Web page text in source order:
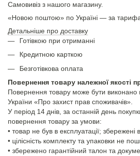
Самовивіз з нашого магазину.
«Новою поштою» по Україні — за
Детальніше про доставку
Готівкою при отриманні
Кредитною карткою
Безготівкова оплата
Повернення товару належної якості
Повернення товару може бути виконано
України «Про захист прав споживачів».
У період 14 днів, за останній день
повернення товару за умови:
• товар не був в експлуатації; збережені
• цілісність комплекту та упаковки не
• збережено гарантійний талон та